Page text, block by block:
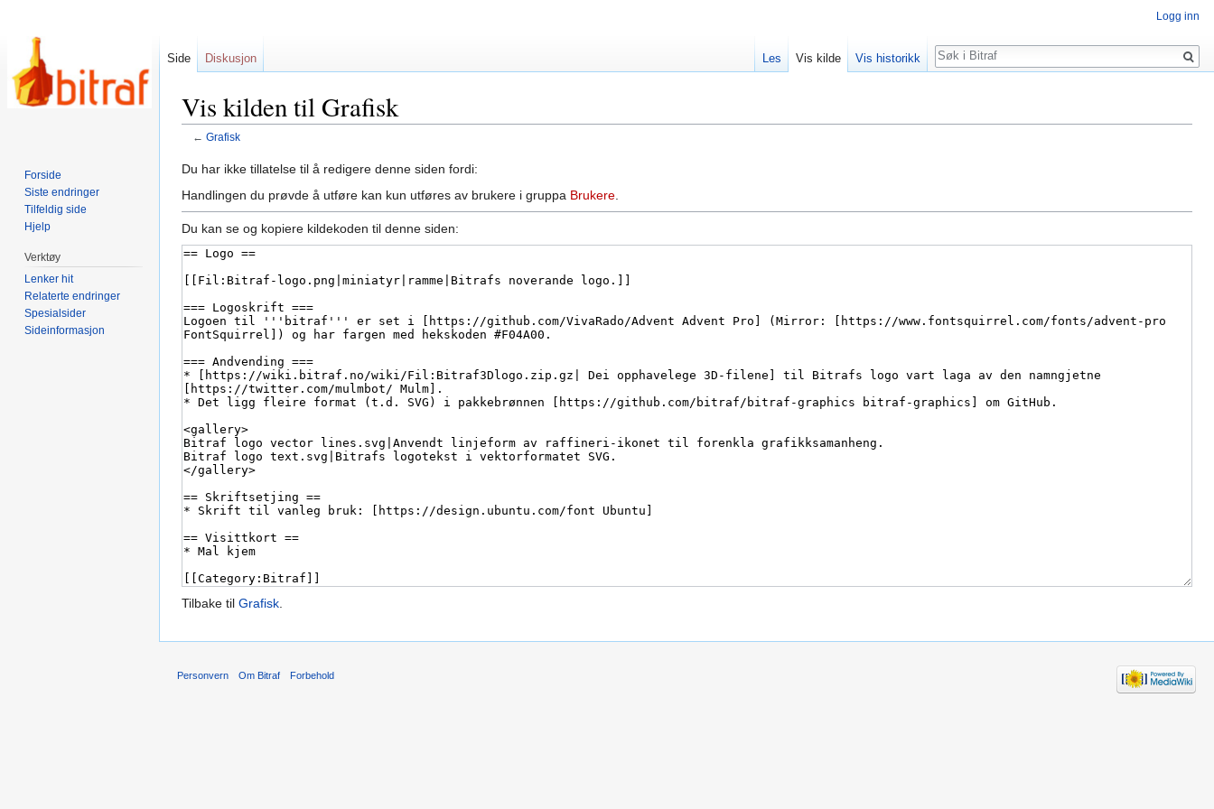
Vis kilden til Grafisk
← Grafisk
Hopp
til
Hopp
til
Du har ikke tillatelse til å redigere denne siden fordi:
Handlingen du prøvde å utføre kan kun utføres av brukere i gruppa Brukere
Du kan se og kopiere kildekoden til denne siden:
Tilbake til Grafisk.
Logg inn
Side Diskusjon Les Vis kilde Vis historikk
Søk
Forside
Siste endringer
Tilfeldig side
Hjelp
Verktøy
Lenker hit
Relaterte endringer
Spesialsider
Sideinformasjon
Personvern Om Bitraf Forbehold